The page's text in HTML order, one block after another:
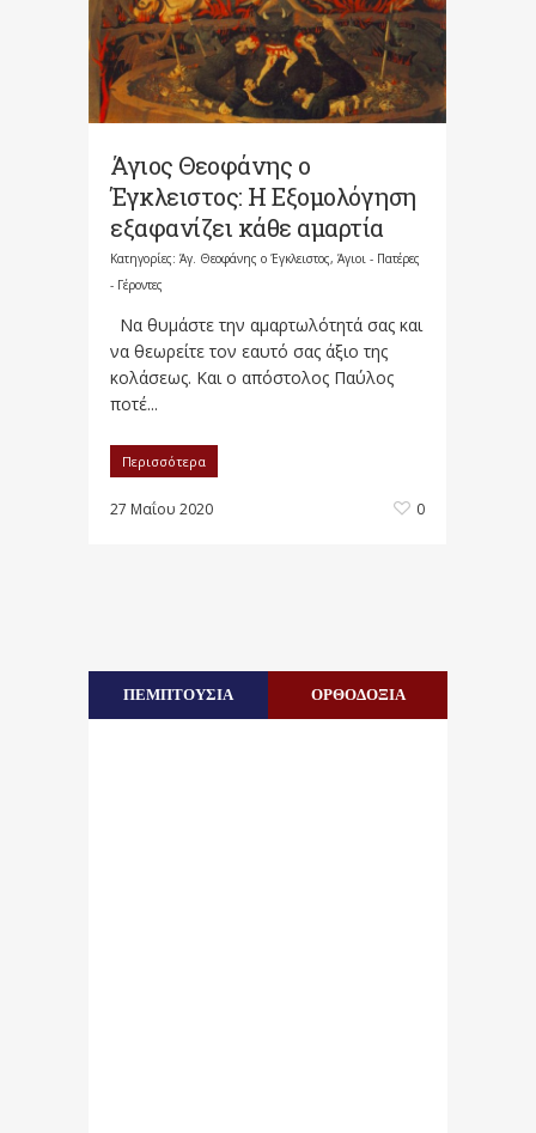
Άγιος Θεοφάνης ο
Έγκλειστος: Η Εξομολόγηση
εξαφανίζει κάθε αμαρτία
Κατηγορίες: Άγ. Θεοφάνης ο Έγκλειστος, Άγιοι - Πατέρες
- Γέροντες
Να θυμάστε την αμαρτωλότητά σας και
να θεωρείτε τον εαυτό σας άξιο της
κολάσεως. Και ο απόστολος Παύλος
ποτέ...
Περισσότερα
27 Μαΐου 2020 0
ΠΕΜΠΤΟΥΣΙΑ ΟΡΘΟΔΟΞΙΑ